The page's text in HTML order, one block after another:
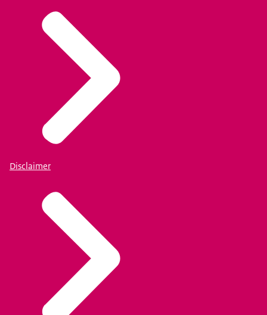
Disclaimer